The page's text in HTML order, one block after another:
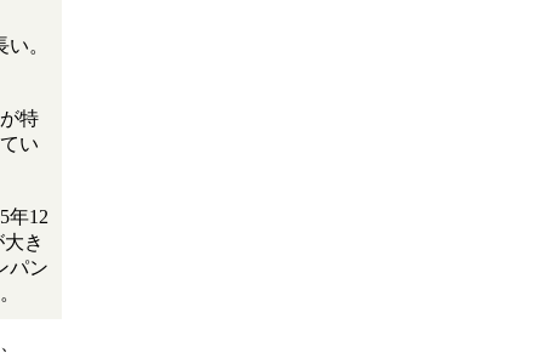
。
特
い
年12
き
パン